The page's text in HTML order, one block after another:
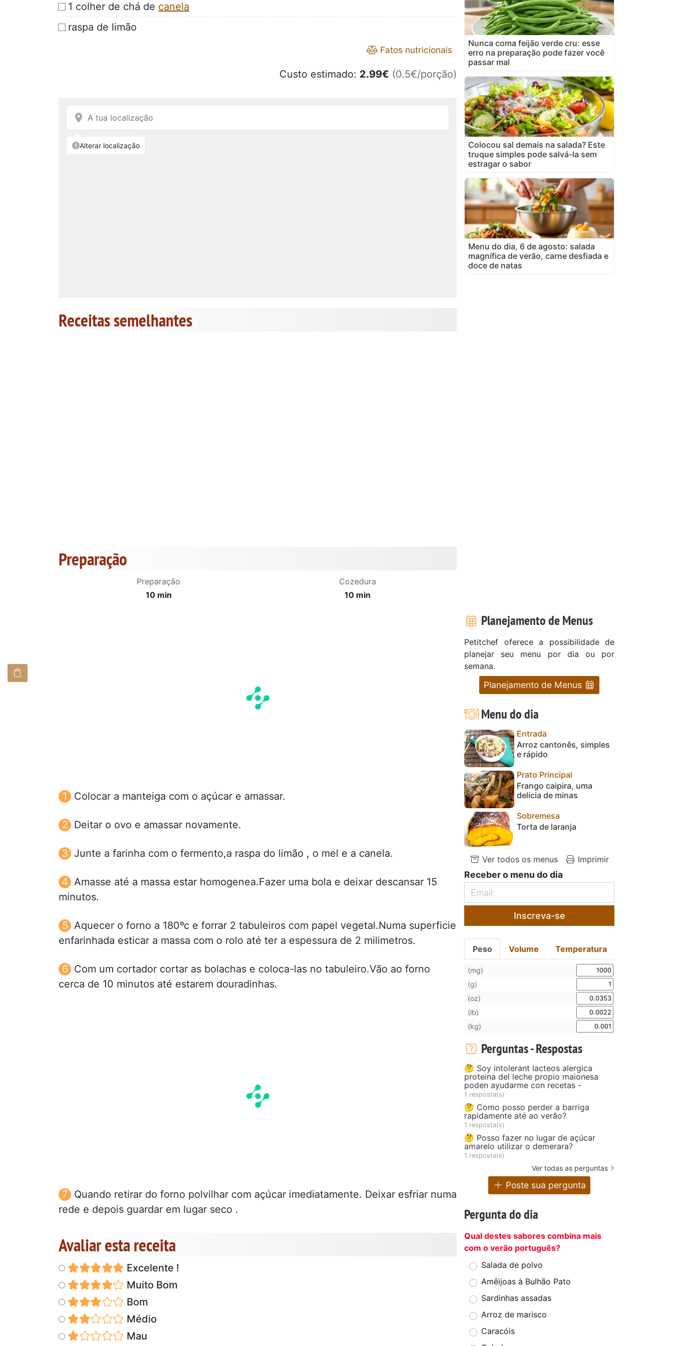
1 colher de chá de canela
raspa de limão
Fatos nutricionais
Custo estimado: 2.99€ (0.5€/porção)
Receitas semelhantes
Preparação
Preparação
10 min
Cozedura
10 min
Colocar a manteiga com o açúcar e amassar.
Deitar o ovo e amassar novamente.
Junte a farinha com o fermento,a raspa do limão , o mel e a canela.
Amasse até a massa estar homogenea.Fazer uma bola e deixar descansar 15
minutos.
Aquecer o forno a 180ºc e forrar 2 tabuleiros com papel vegetal.Numa superficie
enfarinhada esticar a massa com o rolo até ter a espessura de 2 milimetros.
Com um cortador cortar as bolachas e coloca-las no tabuleiro.Vão ao forno
cerca de 10 minutos até estarem douradinhas.
Quando retirar do forno polvilhar com açúcar imediatamente. Deixar esfriar numa
rede e depois guardar em lugar seco .
Avaliar esta receita
Excelente !
Muito Bom
Bom
Médio
Mau
Nunca coma feijão verde cru: esse
erro na preparação pode fazer você
passar mal
Colocou sal demais na salada? Este
truque simples pode salvá-la sem
estragar o sabor
Menu do dia, 6 de agosto: salada
magnífica de verão, carne desfiada e
doce de natas
Planejamento de Menus
Petitchef oferece a possibilidade de
planejar seu menu por dia ou por
semana.
Planejamento de Menus
Menu do dia
Entrada
Arroz cantonês, simples
e rápido
Prato Principal
Frango caipira, uma
delícia de minas
Sobremesa
Torta de laranja
Ver todos os menus Imprimir
Receber o menu do dia
Inscreva-se
Peso Volume Temperatura
(mg)
(g)
(oz)
(lb)
(kg)
Perguntas - Respostas
🤔 Soy intolerant lacteos alergica
proteina del leche propio maionesa
poden ayudarme con recetas -
1 resposta(s)
🤔 Como posso perder a barriga
rapidamente até ao verão?
1 resposta(s)
🤔 Posso fazer no lugar de açúcar
amarelo utilizar o demerara?
1 resposta(s)
Ver todas as perguntas
Poste sua pergunta
Pergunta do dia
Qual destes sabores combina mais
com o verão português?
Salada de polvo
Amêijoas à Bulhão Pato
Sardinhas assadas
Arroz de marisco
Caracóis